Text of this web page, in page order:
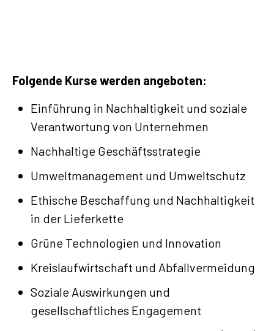
Folgende Kurse werden angeboten:
Einführung in Nachhaltigkeit und soziale
Verantwortung von Unternehmen
Nachhaltige Geschäftsstrategie
Umweltmanagement und Umweltschutz
Ethische Beschaffung und Nachhaltigkeit
in der Lieferkette
Grüne Technologien und Innovation
Kreislaufwirtschaft und Abfallvermeidung
Soziale Auswirkungen und
gesellschaftliches Engagement